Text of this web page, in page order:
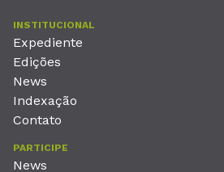
INSTITUCIONAL
Expediente
Edições
News
Indexação
Contato
PARTICIPE
News